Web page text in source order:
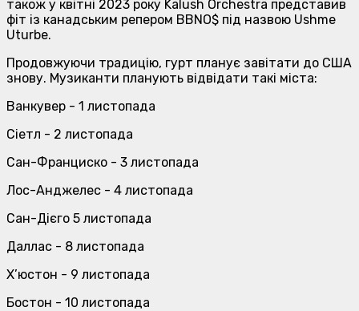
також у квітні 2023 року Kalush Orchestra представив
фіт із канадським репером BBNO$ під назвою Ushme
Uturbe.
Продовжуючи традицію, гурт планує завітати до США
знову. Музиканти планують відвідати такі міста:
Ванкувер - 1 листопада
Сіетл - 2 листопада
Сан-Франциско - 3 листопада
Лос-Анджелес - 4 листопада
Сан-Дієго 5 листопада
Даллас - 8 листопада
Х’юстон - 9 листопада
Бостон - 10 листопада